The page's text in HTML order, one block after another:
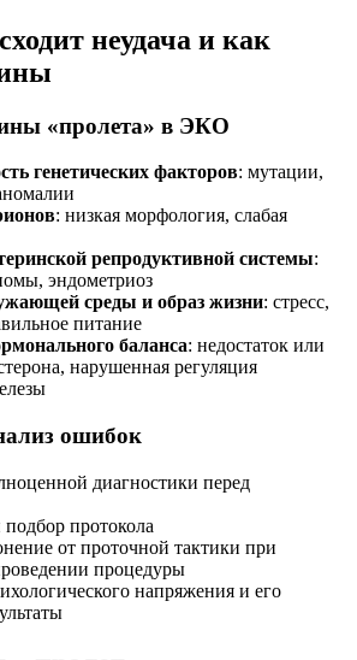
неудача и как
«пролета» в ЭКО
генетических факторов: мутации,
: низкая морфология, слабая
репродуктивной системы:
эндометриоз
среды и образ жизни: стресс,
питание
баланса: недостаток или
нарушенная регуляция
ошибок
диагностики перед
протокола
от проточной тактики при
процедуры
напряжения и его